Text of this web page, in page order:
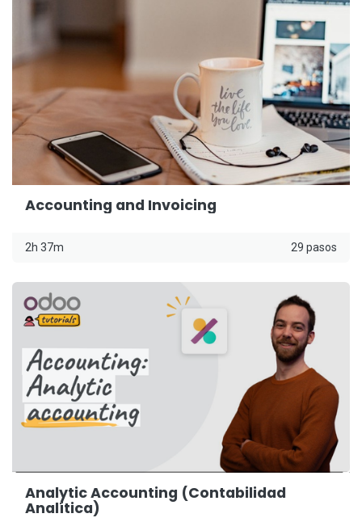
Accounting and Invoicing
2h 37m 29 pasos
Analytic Accounting (Contabilidad
Analítica)